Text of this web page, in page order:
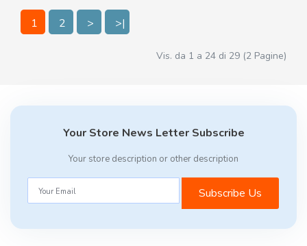
1 2 > >|
Vis. da 1 a 24 di 29 (2 Pagine)
Your Store News Letter Subscribe
Your store description or other description
Subscribe Us